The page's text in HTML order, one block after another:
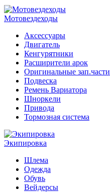
Мотовездеходы
Аксессуары
Двигатель
Кенгурятники
Расширители арок
Оригинальные зап.части
Подвеска
Ремень Вариатора
Шноркели
Привода
Тормозная система
Экипировка
Шлема
Одежда
Обувь
Вейдерсы